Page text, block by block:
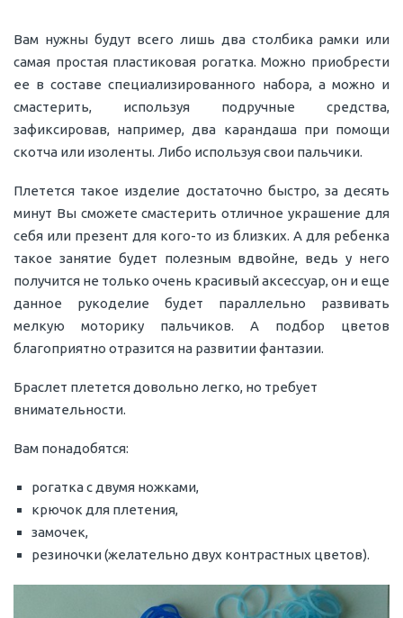
Вам нужны будут всего лишь два столбика рамки или
самая простая пластиковая рогатка. Можно приобрести
ее в составе специализированного набора, а можно и
смастерить, используя подручные средства,
зафиксировав, например, два карандаша при помощи
скотча или изоленты. Либо используя свои пальчики.
Плетется такое изделие достаточно быстро, за десять
минут Вы сможете смастерить отличное украшение для
себя или презент для кого-то из близких. А для ребенка
такое занятие будет полезным вдвойне, ведь у него
получится не только очень красивый аксессуар, он и еще
данное рукоделие будет параллельно развивать
мелкую моторику пальчиков. А подбор цветов
благоприятно отразится на развитии фантазии.
Браслет плетется довольно легко, но требует
внимательности.
Вам понадобятся:
рогатка с двумя ножками,
крючок для плетения,
замочек,
резиночки (желательно двух контрастных цветов).